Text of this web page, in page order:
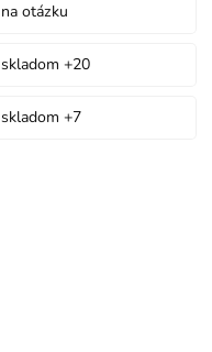
na otázku
skladom +20
skladom +7